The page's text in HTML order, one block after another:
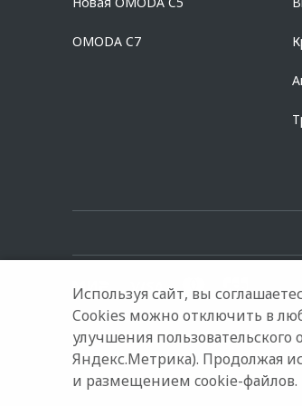
platformId=alfasiteКредит предоставляет
OMODA C7
© 2026 Автолюкс Модельный ряд
Используя сайт, вы
Cookies можно отключить в
улучшения
Яндекс.Метрика). Продолжая
и размещением cookie-файлов.